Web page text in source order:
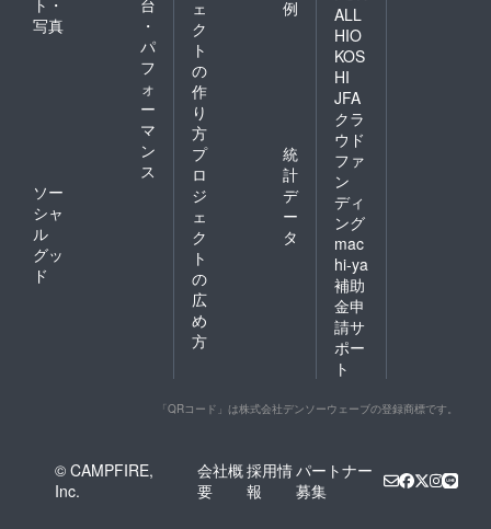
写真
・
パ
フ
ォ
ー
マ
ン
ス
ソー
シャ
ル
グッ
ド
ェ
ク
ト
の
作
り
方
例
プ
ロ
ジ
ェ
ク
ト
の
広
め
方
統
計
デ
ー
タ
ALL
HIO
KOS
HI
JFA
クラ
ウド
ファ
ン
ディ
ング
mac
hi-ya
補助
金申
請サ
ポー
ト
「QRコード」は株式会社デンソーウェーブの登録商標です。
© CAMPFIRE,
Inc.
会社概
要
採用情
報
パートナー
募集